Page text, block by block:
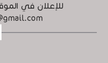
للإعلان في